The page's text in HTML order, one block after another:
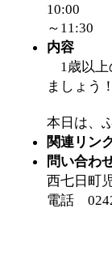
10:00
～11:30
内容
1歳以上
ましょう！
本日は、
関連リン
問い合わ
西七日町
電話